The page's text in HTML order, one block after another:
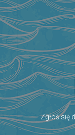
Zgłoś się